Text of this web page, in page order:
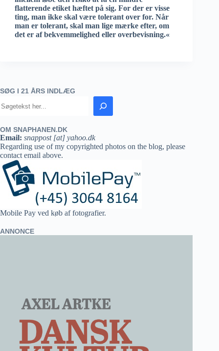
flatterende etiket hæftet på sig. For der er visse
ting, man ikke skal være tolerant over for. Når
man er tolerant, skal man lige mærke efter, om
det er af bekvemmelighed eller overbevisning.«
SØG I 21 ÅRS INDLÆG
OM SNAPHANEN.DK
Email: snappost [at] yahoo.dk
Regarding use of my copyrighted photos on the blog, please
contact email above.
Mobile Pay ved køb af fotografier.
ANNONCE